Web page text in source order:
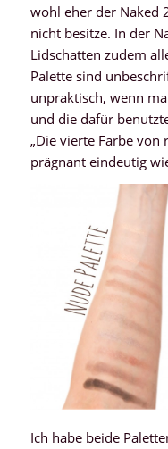
wohl eher der Naked
nicht besitze. In der
Lidschatten zudem
Palette sind
unpraktisch, wenn
und die dafür
„Die vierte Farbe von
prägnant eindeutig
Ich habe beide